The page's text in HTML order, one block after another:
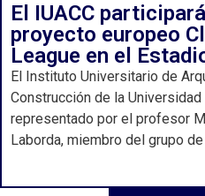
El IUACC
proyecto europeo
League en el
El Instituto Universitario de
Construcción de la
representado por el profesor
Laborda, miembro del grupo